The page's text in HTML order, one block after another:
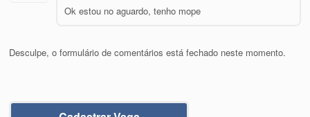
Ok estou no aguardo, tenho mope
Desculpe, o formulário de comentários está fechado neste momento.